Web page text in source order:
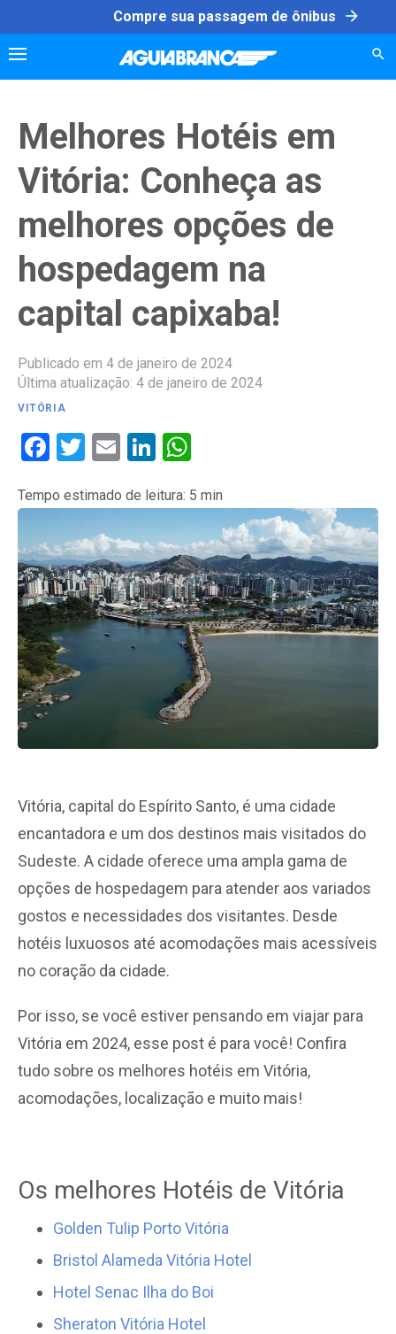
to
content
Compre sua passagem de ônibus arrow_forward
Melhores Hotéis em
Vitória: Conheça as
melhores opções de
hospedagem na
capital capixaba!
Publicado em 4 de janeiro de 2024
Última atualização: 4 de janeiro de 2024
VITÓRIA
Facebook
Twitter
EmailLinkedIn
Tempo estimado de leitura: 5 min
Vitória, capital do Espírito Santo, é uma cidade
encantadora e um dos destinos mais visitados do
Sudeste. A cidade oferece uma ampla gama de
opções de hospedagem para atender aos variados
gostos e necessidades dos visitantes. Desde
hotéis luxuosos até acomodações mais acessíveis
no coração da cidade.
Por isso, se você estiver pensando em viajar para
Vitória em 2024, esse post é para você! Confira
tudo sobre os melhores hotéis em Vitória,
acomodações, localização e muito mais!
Os melhores Hotéis de Vitória
Golden Tulip Porto Vitória
Bristol Alameda Vitória Hotel
Hotel Senac Ilha do Boi
Sheraton Vitória Hotel